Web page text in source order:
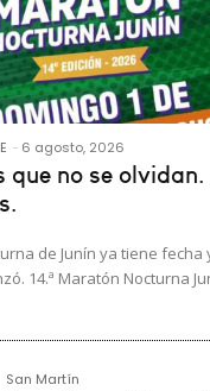
- 6 agosto, 2026
que no se olvidan.
de Junín ya tiene fecha
14.ª Maratón Nocturna
San Martín